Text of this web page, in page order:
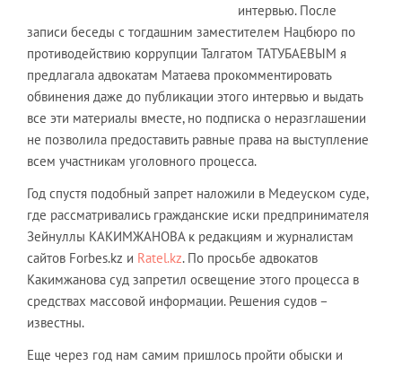
интервью. После
записи беседы с тогдашним заместителем Нацбюро по
противодействию коррупции Талгатом ТАТУБАЕВЫМ я
предлагала адвокатам Матаева прокомментировать
обвинения даже до публикации этого интервью и выдать
все эти материалы вместе, но подписка о неразглашении
не позволила предоставить равные права на выступление
всем участникам уголовного процесса.
Год спустя подобный запрет наложили в Медеуском суде,
где рассматривались гражданские иски предпринимателя
Зейнуллы КАКИМЖАНОВА к редакциям и журналистам
сайтов Forbes.kz и Ratel.kz. По просьбе адвокатов
Какимжанова суд запретил освещение этого процесса в
средствах массовой информации. Решения судов –
известны.
Еще через год нам самим пришлось пройти обыски и